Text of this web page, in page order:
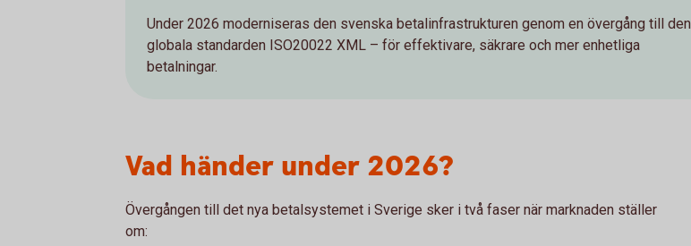
Under 2026 moderniseras den svenska betalinfrastrukturen genom en övergång till den
globala standarden ISO20022 XML – för effektivare, säkrare och mer enhetliga
betalningar.
Vad händer under 2026?
Övergången till det nya betalsystemet i Sverige sker i två faser när marknaden ställer
om: